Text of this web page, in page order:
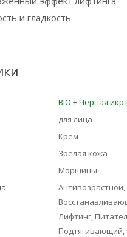
и гладкость
BIO + Черная
для лица
Крем
Зрелая кожа
Морщины
Антивозрастной,
Лифтинг,
Подтягивающий,